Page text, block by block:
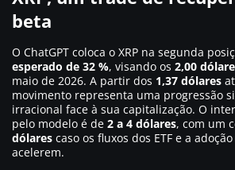
beta
O ChatGPT coloca o XRP na segunda
esperado de 32 %, visando os 2,00
maio de 2026. A partir dos 1,37 dólares
movimento representa uma progressão
irracional face à sua capitalização. O
pelo modelo é de 2 a 4 dólares, com um
dólares caso os fluxos dos ETF e a
acelerem.